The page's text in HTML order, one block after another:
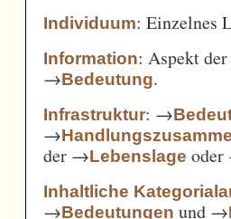
Individuum: Einzelnes
Information: Aspekt
→Bedeutung.
Infrastruktur: →
→
der →Lebenslage
Inhaltliche
→Bedeutungen und →